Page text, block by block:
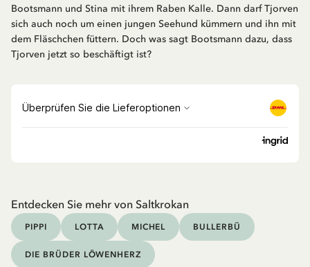
Bootsmann und Stina mit ihrem Raben Kalle. Dann darf Tjorven
sich auch noch um einen jungen Seehund kümmern und ihn mit
dem Fläschchen füttern. Doch was sagt Bootsmann dazu, dass
Tjorven jetzt so beschäftigt ist?
Entdecken Sie mehr von Saltkrokan
PIPPI LOTTA MICHEL BULLERBÜ
DIE BRÜDER LÖWENHERZ